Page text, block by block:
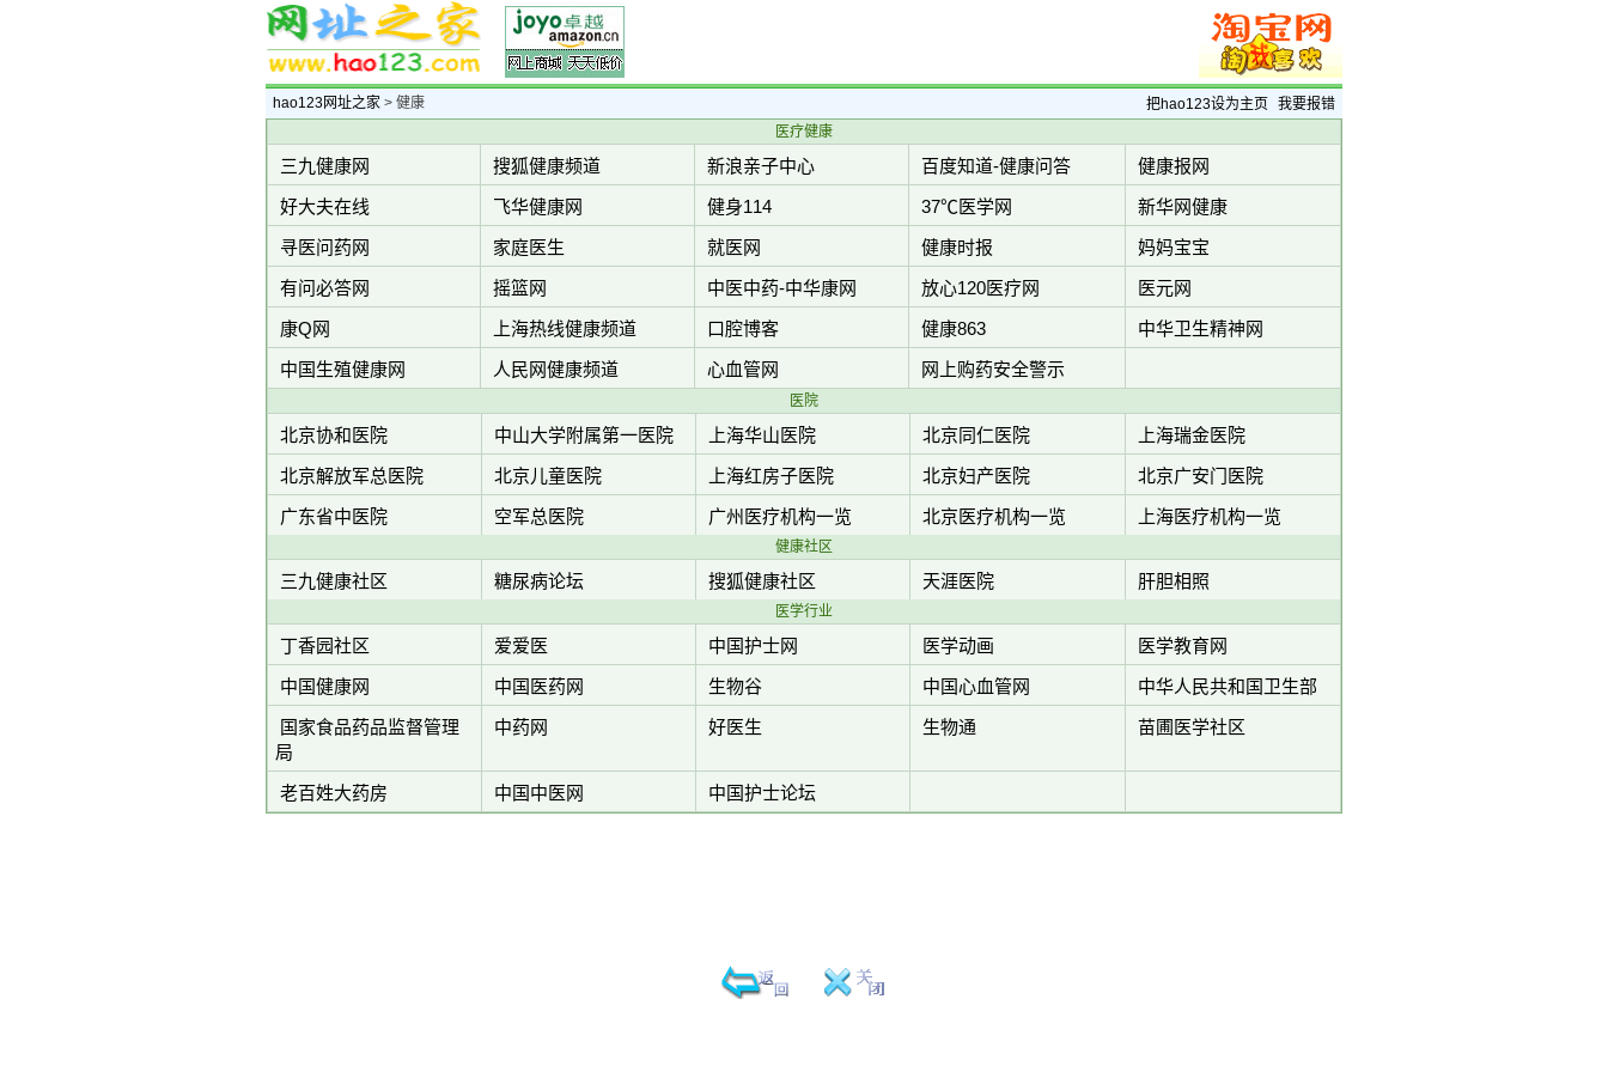
把hao123设为主页 我要报错
hao123网址之家 > 健康
医疗健康
三九健康网 搜狐健康频道 新浪亲子中心 百度知道-健康问答
健康报网
好大夫在线
飞华健康网 健身114 37℃医学网
新华网健康
寻医问药网
家庭医生 就医网 健康时报
妈妈宝宝
有问必答网
摇篮网 中医中药-中华康网 放心120医疗网
医元网
康Q网
上海热线健康频道 口腔博客 健康863
中华卫生精神网
中国生殖健康网
人民网健康频道 心血管网 网上购药安全警示
医院
北京协和医院 中山大学附属第一医院 上海华山医院 北京同仁医院
上海瑞金医院
北京解放军总医院
北京儿童医院 上海红房子医院 北京妇产医院
北京广安门医院
广东省中医院
空军总医院 广州医疗机构一览 北京医疗机构一览 上海医疗机构一览
健康社区
三九健康社区 糖尿病论坛 搜狐健康社区 天涯医院 肝胆相照
医学行业
丁香园社区 爱爱医 中国护士网 医学动画
医学教育网
中国健康网
中国医药网 生物谷 中国心血管网
中华人民共和国卫生部
国家食品药品监督管理
局
中药网 好医生 生物通 苗圃医学社区
老百姓大药房 中国中医网 中国护士论坛